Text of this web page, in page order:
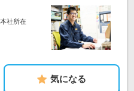
社所在
気になる